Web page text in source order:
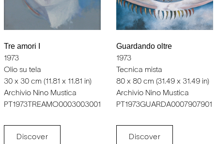
Tre amori I
1973
Olio su tela
30 x 30 cm (11.81 x 11.81 in)
Archivio Nino Mustica
PT1973TREAMO0003003001
Discover
Guardando oltre
1973
Tecnica mista
80 x 80 cm (31.49 x 31.49 in)
Archivio Nino Mustica
PT1973GUARDA0007907901
Discover